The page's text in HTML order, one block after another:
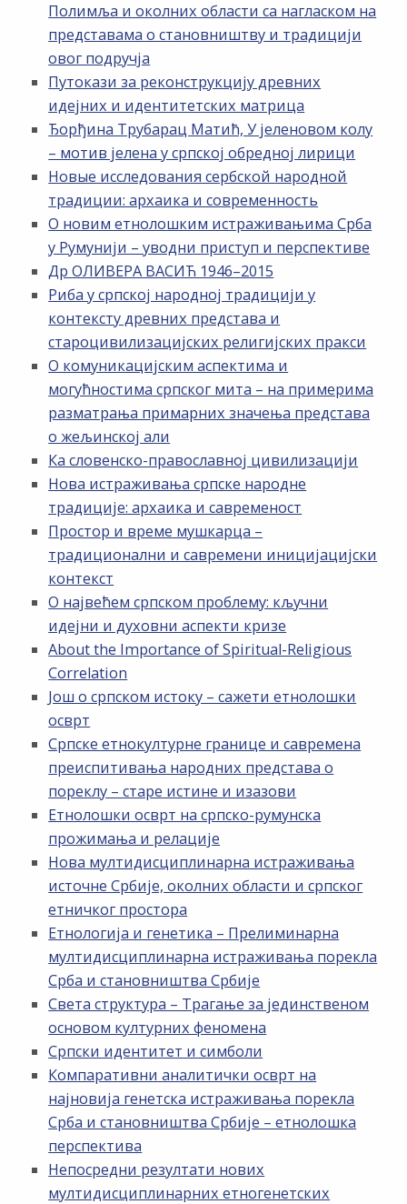
Полимља и околних области са нагласком на
представама о становништву и традицији
овог подручја
Путокази за реконструкцију древних
идејних и идентитетских матрица
Ђорђина Трубарац Матић, У јеленовом колу
– мотив јелена у српској обредној лирици
Новые исследования сербской народной
традиции: архаика и современность
О новим етнолошким истраживањима Срба
у Румунији – уводни приступ и перспективе
Др ОЛИВЕРА ВАСИЋ 1946–2015
Риба у српској народној традицији у
контексту древних представа и
староцивилизацијских религијских пракси
О комуникацијским аспектима и
могућностима српског мита – на примерима
разматрања примарних значења представа
о жељинској али
Ка словенско-православној цивилизацији
Нова истраживања српске народне
традиције: архаика и савременост
Простор и време мушкарца –
традиционални и савремени иницијацијски
контекст
О највећем српском проблему: кључни
идејни и духовни аспекти кризе
About the Importance of Spiritual-Religious
Correlation
Још о српском истоку – сажети етнолошки
осврт
Српске етнокултурне границе и савремена
преиспитивања народних представа о
пореклу – старе истине и изазови
Етнолошки осврт на српско-румунска
прожимања и релације
Нова мултидисциплинарна истраживања
источне Србије, околних области и српског
етничког простора
Етнологија и генетика – Прелиминарна
мултидисциплинарна истраживања порекла
Срба и становништва Србије
Света структура – Трагање за јединственом
основом културних феномена
Српски идентитет и симболи
Компаративни аналитички осврт на
најновија генетска истраживања порекла
Срба и становништва Србије – етнолошка
перспектива
Непосредни резултати нових
мултидисциплинарних етногенетских